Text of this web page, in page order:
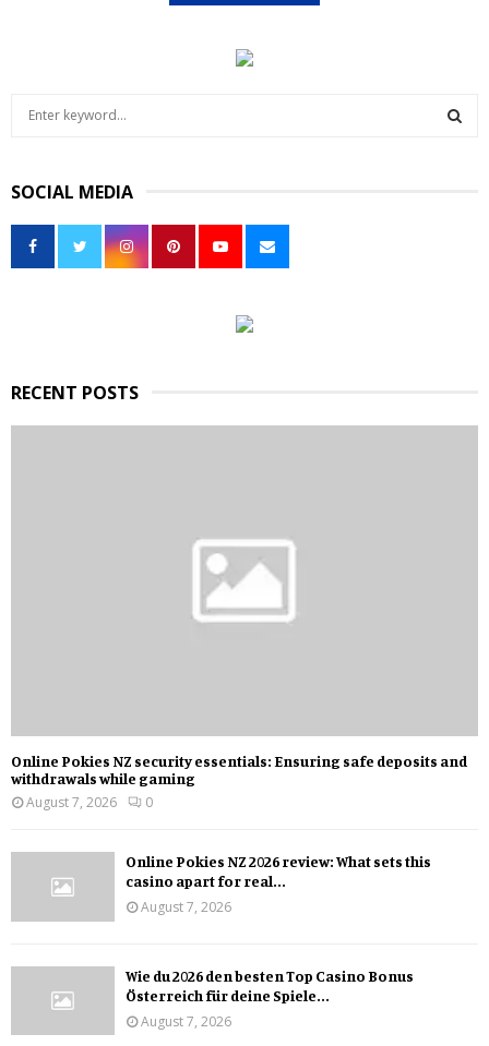
c
h
o
SOCIAL MEDIA
RECENT POSTS
Online Pokies NZ security essentials: Ensuring safe deposits and
withdrawals while gaming
August 7, 2026
0
Online Pokies NZ 2026 review: What sets this
casino apart for real...
August 7, 2026
Wie du 2026 den besten Top Casino Bonus
Österreich für deine Spiele...
August 7, 2026